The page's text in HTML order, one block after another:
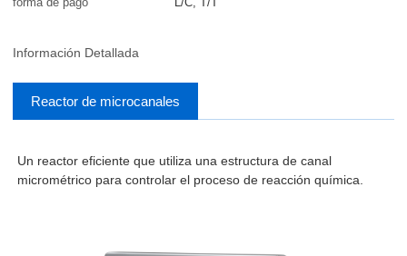
Información Detallada
Reactor de microcanales
Un reactor eficiente que utiliza una estructura de canal
micrométrico para controlar el proceso de reacción química.